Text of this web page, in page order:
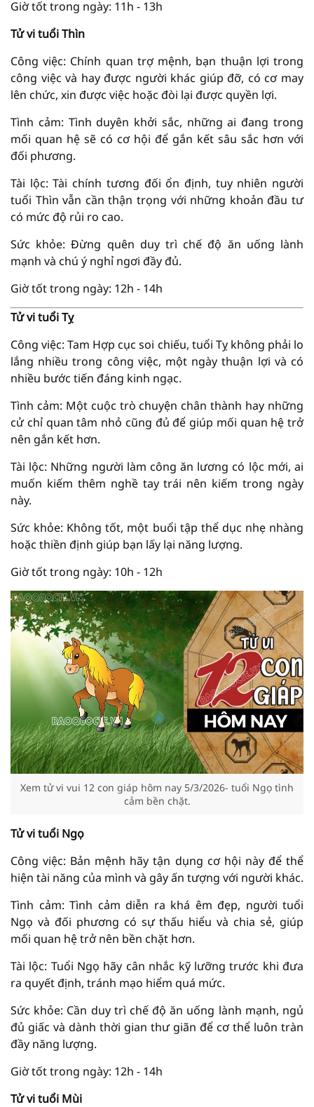
Giờ tốt trong ngày: 11h - 13h
Tử vi tuổi Thìn
Công việc: Chính quan trợ mệnh, bạn thuận lợi trong
công việc và hay được người khác giúp đỡ, có cơ may
lên chức, xin được việc hoặc đòi lại được quyền lợi.
Tình cảm: Tình duyên khởi sắc, những ai đang trong
mối quan hệ sẽ có cơ hội để gắn kết sâu sắc hơn với
đối phương.
Tài lộc: Tài chính tương đối ổn định, tuy nhiên người
tuổi Thìn vẫn cần thận trọng với những khoản đầu tư
có mức độ rủi ro cao.
Sức khỏe: Đừng quên duy trì chế độ ăn uống lành
mạnh và chú ý nghỉ ngơi đầy đủ.
Giờ tốt trong ngày: 12h - 14h
Tử vi tuổi Tỵ
Công việc: Tam Hợp cục soi chiếu, tuổi Tỵ không phải lo
lắng nhiều trong công việc, một ngày thuận lợi và có
nhiều bước tiến đáng kinh ngạc.
Tình cảm: Một cuộc trò chuyện chân thành hay những
cử chỉ quan tâm nhỏ cũng đủ để giúp mối quan hệ trở
nên gắn kết hơn.
Tài lộc: Những người làm công ăn lương có lộc mới, ai
muốn kiếm thêm nghề tay trái nên kiếm trong ngày
này.
Sức khỏe: Không tốt, một buổi tập thể dục nhẹ nhàng
hoặc thiền định giúp bạn lấy lại năng lượng.
Giờ tốt trong ngày: 10h - 12h
Xem tử vi vui 12 con giáp hôm nay 5/3/2026- tuổi Ngọ tình
cảm bền chặt.
Tử vi tuổi Ngọ
Công việc: Bản mệnh hãy tận dụng cơ hội này để thể
hiện tài năng của mình và gây ấn tượng với người khác.
Tình cảm: Tình cảm diễn ra khá êm đẹp, người tuổi
Ngọ và đối phương có sự thấu hiểu và chia sẻ, giúp
mối quan hệ trở nên bền chặt hơn.
Tài lộc: Tuổi Ngọ hãy cân nhắc kỹ lưỡng trước khi đưa
ra quyết định, tránh mạo hiểm quá mức.
Sức khỏe: Cần duy trì chế độ ăn uống lành mạnh, ngủ
đủ giấc và dành thời gian thư giãn để cơ thể luôn tràn
đầy năng lượng.
Giờ tốt trong ngày: 12h - 14h
Tử vi tuổi Mùi